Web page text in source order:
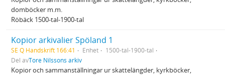
domböcker m.m.
Röbäck 1500-tal-1900-tal
Kopior arkivalier Spöland 1
SE Q Handskrift 166:41 Enhet
1500-tal-1900-tal
Del avTore Nilssons arkiv
Kopior och sammanställningar ur skattelängder, kyrkböcker,